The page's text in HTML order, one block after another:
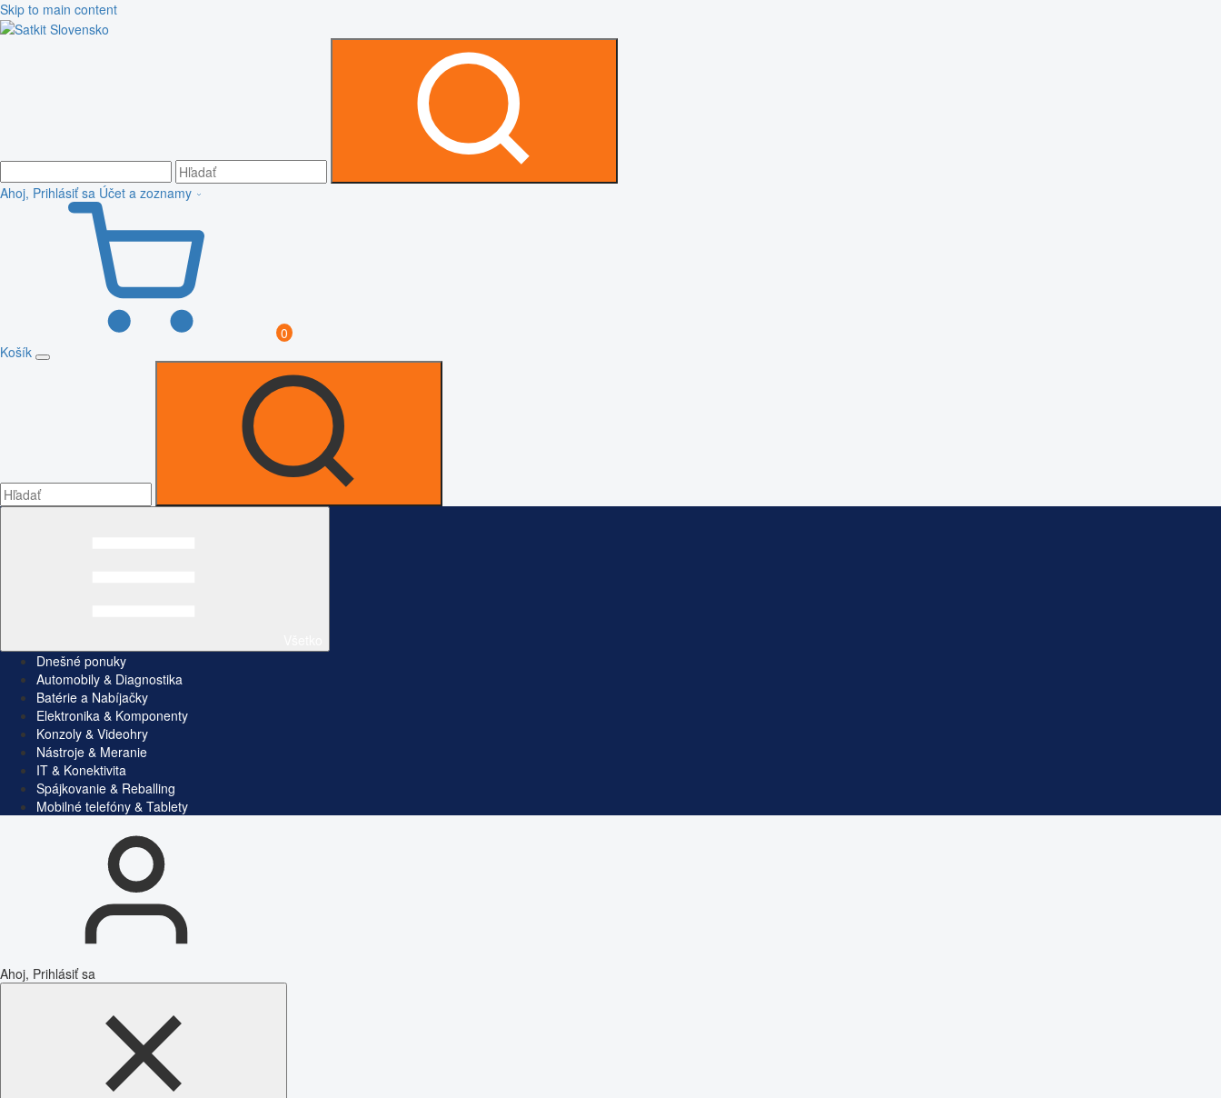
Skip to main content
Ahoj, Prihlásiť sa Účet a zoznamy
0
Košík
Dnešné ponuky
Automobily & Diagnostika
Batérie a Nabíjačky
Elektronika & Komponenty
Konzoly & Videohry
Nástroje & Meranie
IT & Konektivita
Spájkovanie & Reballing
Mobilné telefóny & Tablety
Ahoj, Prihlásiť sa